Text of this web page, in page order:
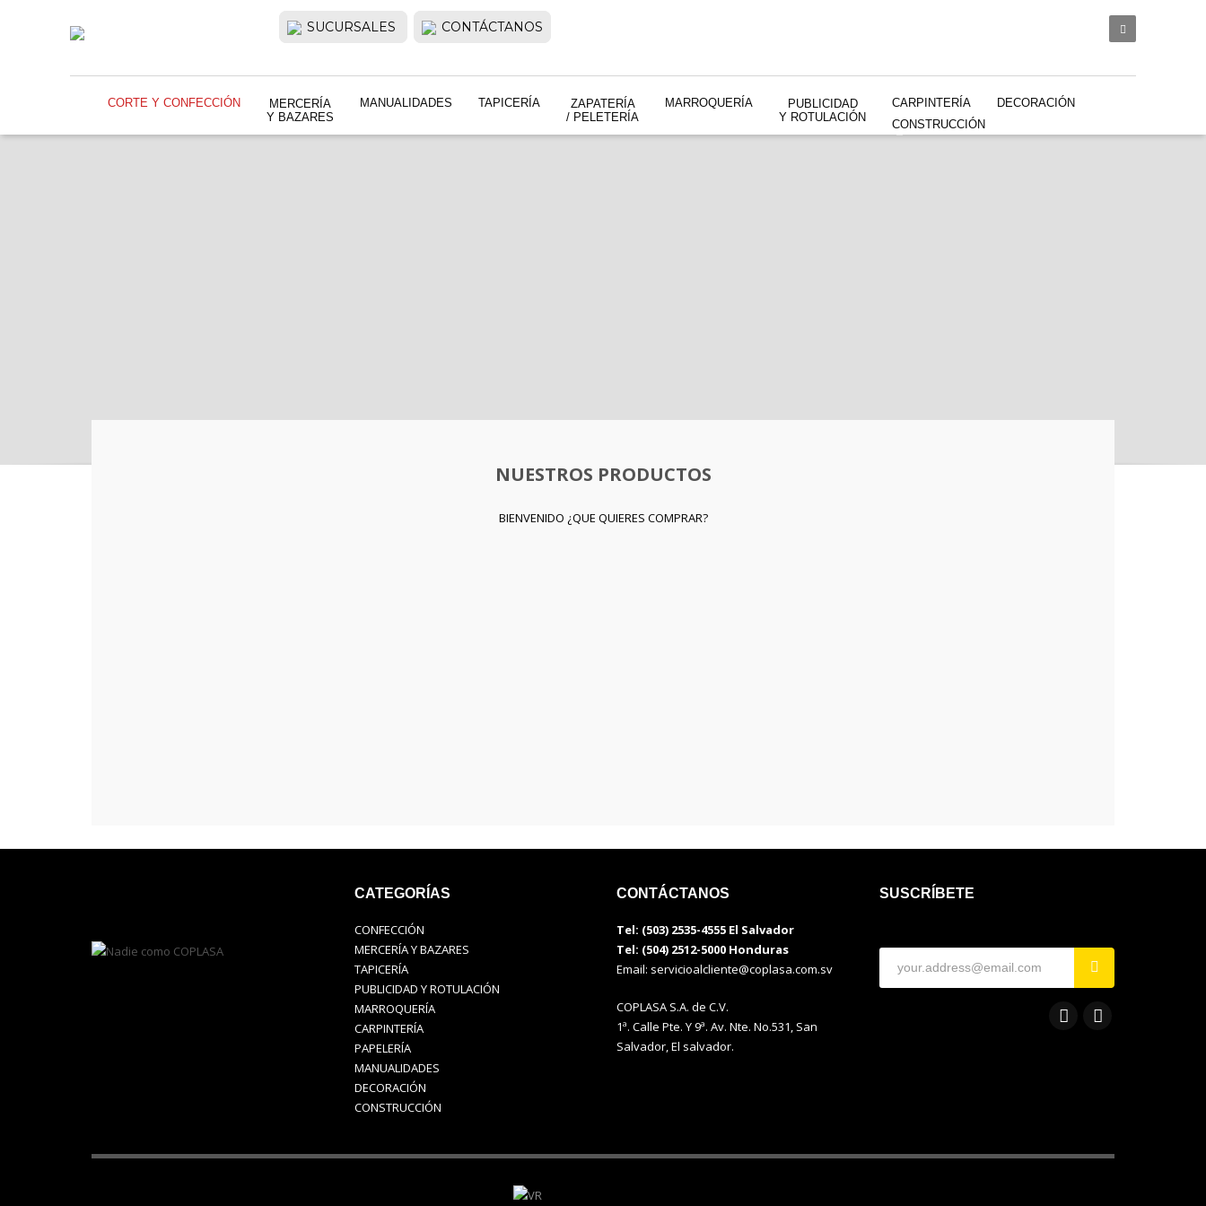
SUCURSALES CONTÁCTANOS
CORTE Y CONFECCIÓN
MERCERÍA
Y BAZARES
MANUALIDADES TAPICERÍA
ZAPATERÍA
/ PELETERÍA
MARROQUERÍA
PUBLICIDAD
Y ROTULACIÓN
CARPINTERÍA
DECORACIÓN
CONSTRUCCIÓN
NUESTROS PRODUCTOS
BIENVENIDO ¿QUE QUIERES COMPRAR?
CATEGORÍAS
CONFECCIÓN
MERCERÍA Y BAZARES
TAPICERÍA
PUBLICIDAD Y ROTULACIÓN
MARROQUERÍA
CARPINTERÍA
PAPELERÍA
MANUALIDADES
DECORACIÓN
CONSTRUCCIÓN
CONTÁCTANOS
Tel: (503) 2535-4555 El Salvador
Tel: (504) 2512-5000 Honduras
Email: servicioalcliente@coplasa.com.sv
COPLASA S.A. de C.V.
1ª. Calle Pte. Y 9ª. Av. Nte. No.531, San
Salvador, El salvador.
SUSCRÍBETE